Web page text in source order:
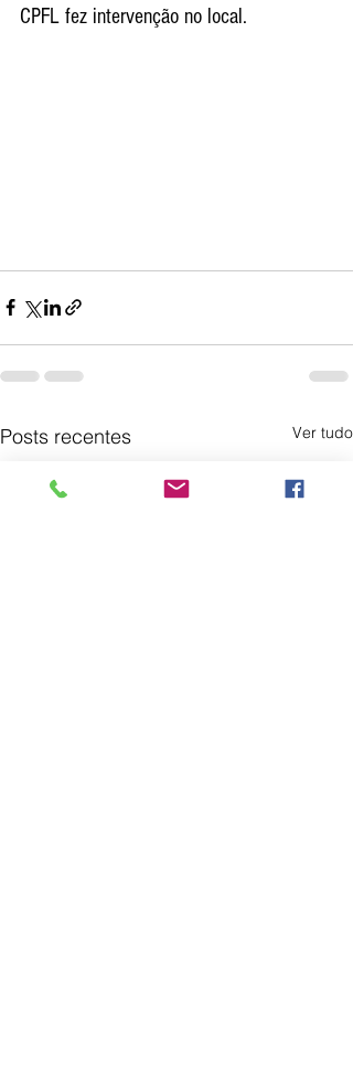
CPFL fez intervenção no local.
Posts recentes Ver tudo